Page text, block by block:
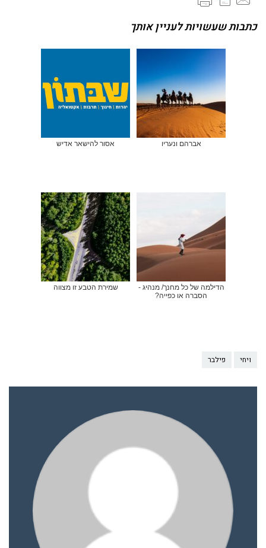
כתבות שעשויות לעניין אותך
אברהם ונעריו אסור להישאר אדיש
הדילמה של כל מחנך/ מנהיג -
הסברה או כפייה?
שמירת הטבע זו מצווה
ויחי פילבר